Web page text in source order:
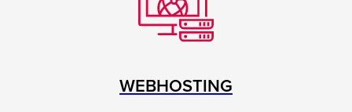
WEBHOSTING